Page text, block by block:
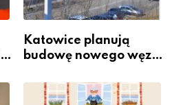
Katowice planują
budowę nowego węzła
Podlesiu